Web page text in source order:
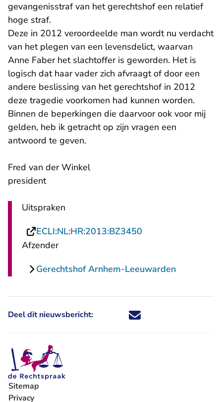
gevangenisstraf van het gerechtshof een relatief
hoge straf.
Deze in 2012 veroordeelde man wordt nu verdacht
van het plegen van een levensdelict, waarvan
Anne Faber het slachtoffer is geworden. Het is
logisch dat haar vader zich afvraagt of door een
andere beslissing van het gerechtshof in 2012
deze tragedie voorkomen had kunnen worden.
Binnen de beperkingen die daarvoor ook voor mij
gelden, heb ik getracht op zijn vragen een
antwoord te geven.
Fred van der Winkel
president
Uitspraken
ECLI:NL:HR:2013:BZ3450
Afzender
Gerechtshof Arnhem-Leeuwarden
Deel dit nieuwsbericht: Deel dit nieuwsbericht via X -
Deel dit nieuwsbericht via
Deel dit nieuwsbericht
Deel dit
Sitemap
Privacy